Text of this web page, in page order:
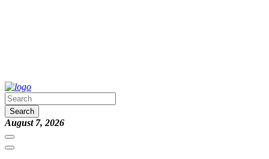
Search
August 7, 2026